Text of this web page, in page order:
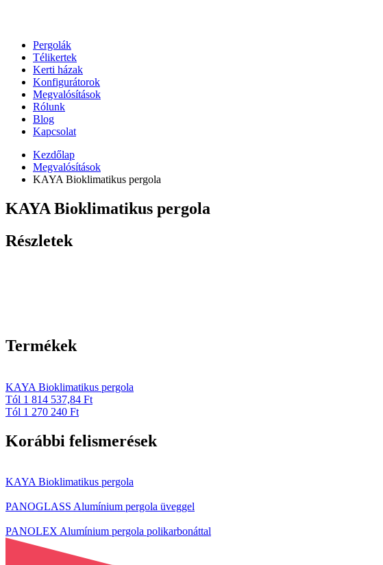
Pergolák
Télikertek
Kerti házak
Konfigurátorok
Megvalósítások
Rólunk
Blog
Kapcsolat
Kezdőlap
Megvalósítások
KAYA Bioklimatikus pergola
KAYA Bioklimatikus pergola
Részletek
Termékek
KAYA Bioklimatikus pergola
Tól 1 814 537,84 Ft
Tól 1 270 240 Ft
Korábbi felismerések
KAYA Bioklimatikus pergola
PANOGLASS Alumínium pergola üveggel
PANOLEX Alumínium pergola polikarbonáttal